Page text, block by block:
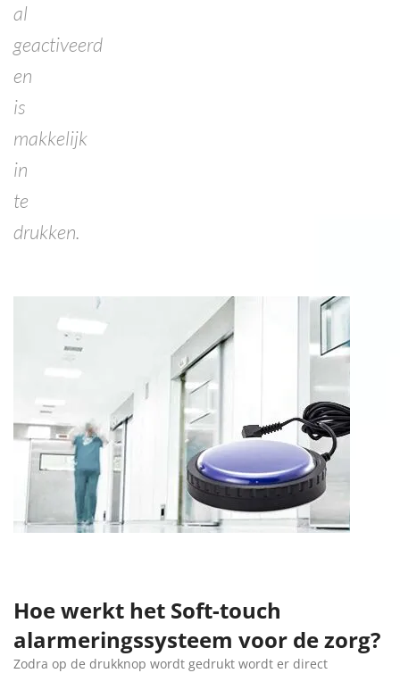
al
geactiveerd
en
is
makkelijk
in
te
drukken.
Hoe werkt het Soft-touch
alarmeringssysteem voor de zorg?
Zodra op de drukknop wordt gedrukt wordt er direct